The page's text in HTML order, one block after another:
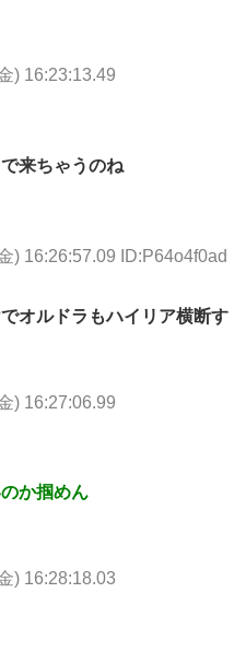
) 16:23:13.49
来ちゃうのね
) 16:26:57.09 ID:P64o4f0ad
オルドラもハイリア横断す
) 16:27:06.99
か掴めん
) 16:28:18.03